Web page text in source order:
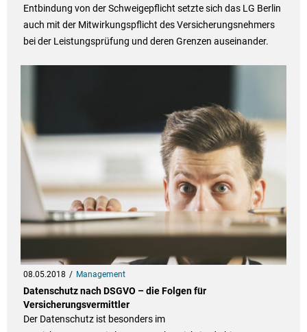
Entbindung von der Schweigepflicht setzte sich das LG Berlin
auch mit der Mitwirkungspflicht des Versicherungsnehmers
bei der Leistungsprüfung und deren Grenzen auseinander.
08.05.2018 Management
Datenschutz nach DSGVO – die Folgen für
Versicherungsvermittler
Der Datenschutz ist besonders im